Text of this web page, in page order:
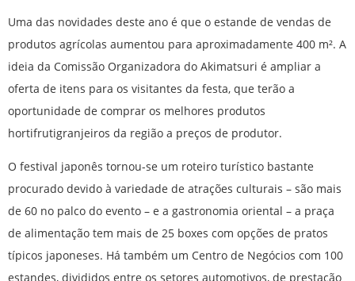
Uma das novidades deste ano é que o estande de vendas de
produtos agrícolas aumentou para aproximadamente 400 m². A
ideia da Comissão Organizadora do Akimatsuri é ampliar a
oferta de itens para os visitantes da festa, que terão a
oportunidade de comprar os melhores produtos
hortifrutigranjeiros da região a preços de produtor.
O festival japonês tornou-se um roteiro turístico bastante
procurado devido à variedade de atrações culturais – são mais
de 60 no palco do evento – e a gastronomia oriental – a praça
de alimentação tem mais de 25 boxes com opções de pratos
típicos japoneses. Há também um Centro de Negócios com 100
estandes, divididos entre os setores automotivos, de prestação